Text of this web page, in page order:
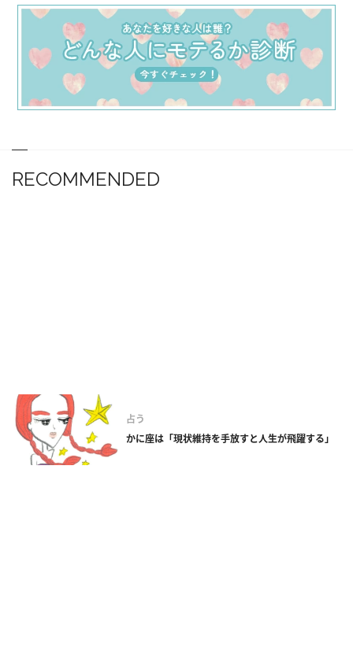
RECOMMENDED
占う
かに座は「現状維持を手放すと人生が飛躍する」